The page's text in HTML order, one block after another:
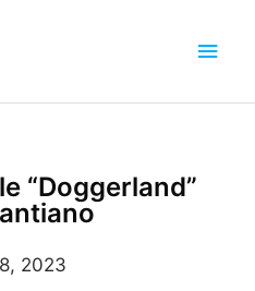
“Doggerland”
2023